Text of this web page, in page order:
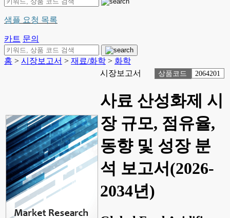
샘플 요청 목록
카트 문의
홈 > 시장보고서 > 재료/화학 > 화학
시장보고서
상품코드 2064201
사료 산성화제 시
장 규모, 점유율,
동향 및 성장 분
석 보고서(2026-
2034년)